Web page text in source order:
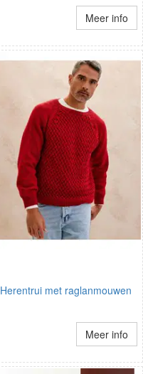
Meer info
Herentrui met raglanmouwen
Meer info